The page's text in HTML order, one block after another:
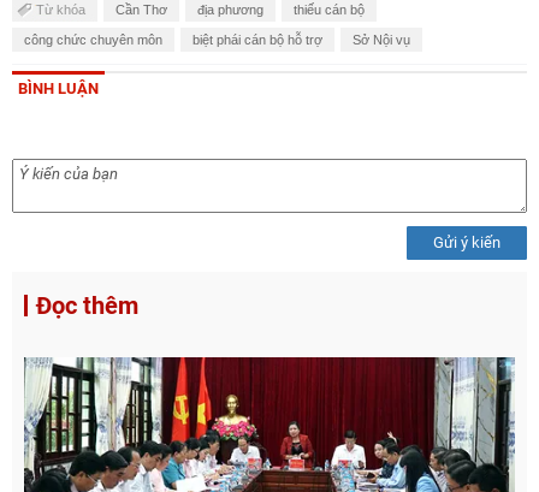
Từ khóa Cần Thơ địa phương thiếu cán bộ
công chức chuyên môn biệt phái cán bộ hỗ trợ Sở Nội vụ
BÌNH LUẬN
Gửi ý kiến
Đọc thêm